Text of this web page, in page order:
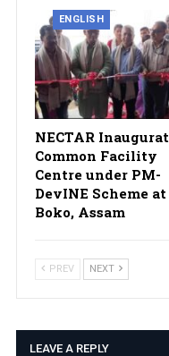
ENGLISH
NECTAR
Common Facility
Centre under PM-
DevINE Scheme at
Boko, Assam
PREV NEXT
LEAVE A REPLY